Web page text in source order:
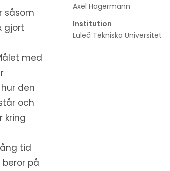
såsom
gjort
med
den
och
kring
tid
på
Axel Hagermann
Institution
Luleå Tekniska Universitet